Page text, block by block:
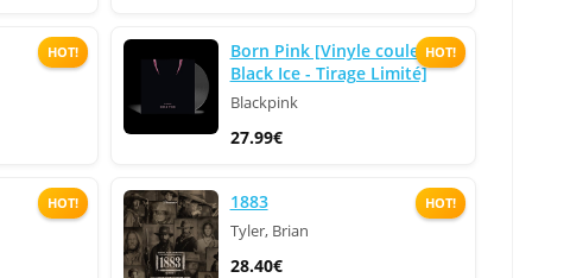
HOT! HOT!
Born Pink [Vinyle couleur
Black Ice - Tirage Limité]
Blackpink
27.99€
HOT! HOT!
1883
Tyler, Brian
28.40€